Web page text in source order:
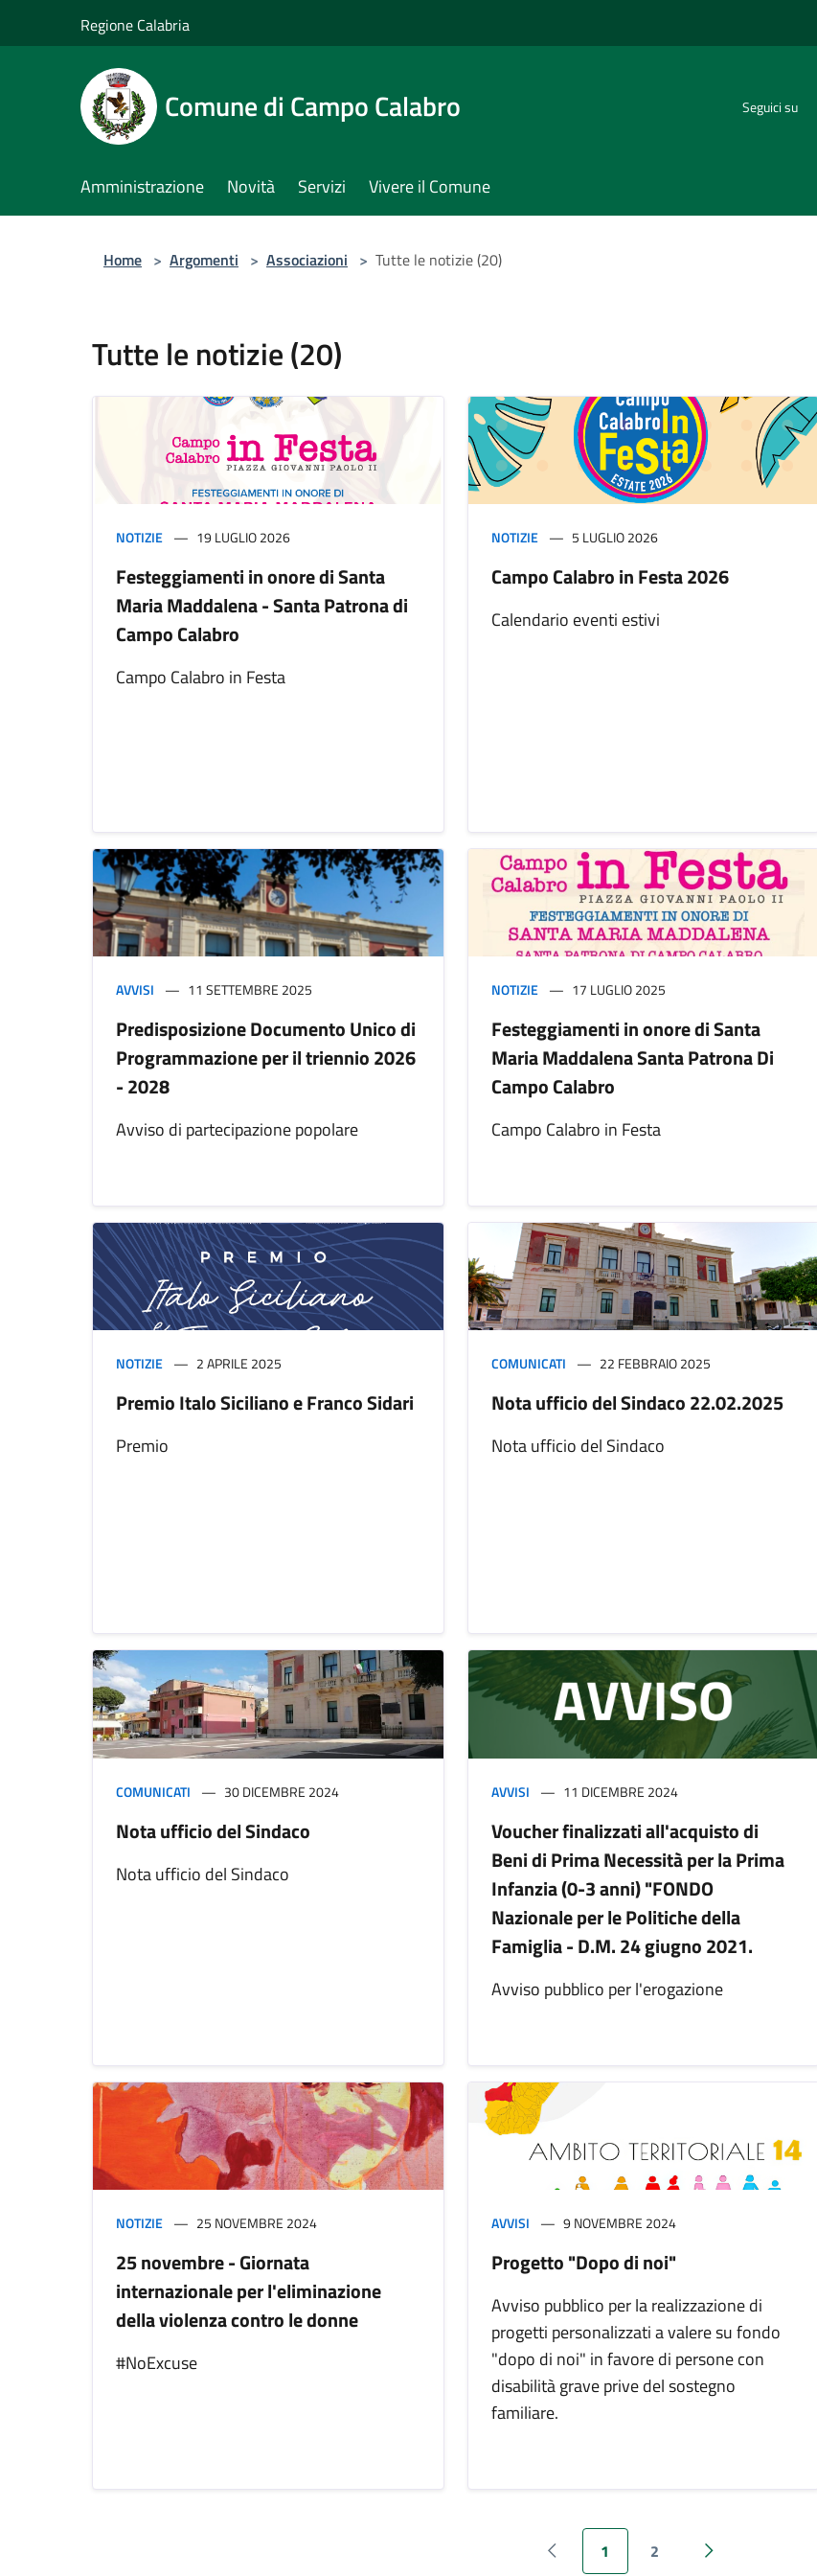
Regione Calabria
Comune di Campo Calabro Seguici su
Amministrazione Novità Servizi Vivere il Comune
Home > Argomenti > Associazioni > Tutte le notizie (20)
Tutte le notizie (20)
NOTIZIE 19 LUGLIO 2026
Festeggiamenti in onore di Santa
Maria Maddalena - Santa Patrona di
Campo Calabro
Campo Calabro in Festa
NOTIZIE 5 LUGLIO 2026
Campo Calabro in Festa 2026
Calendario eventi estivi
AVVISI 11 SETTEMBRE 2025
Predisposizione Documento Unico di
Programmazione per il triennio 2026
- 2028
Avviso di partecipazione popolare
NOTIZIE 17 LUGLIO 2025
Festeggiamenti in onore di Santa
Maria Maddalena Santa Patrona Di
Campo Calabro
Campo Calabro in Festa
NOTIZIE 2 APRILE 2025
Premio Italo Siciliano e Franco Sidari
Premio
COMUNICATI 22 FEBBRAIO 2025
Nota ufficio del Sindaco 22.02.2025
Nota ufficio del Sindaco
COMUNICATI 30 DICEMBRE 2024
Nota ufficio del Sindaco
Nota ufficio del Sindaco
AVVISI 11 DICEMBRE 2024
Voucher finalizzati all'acquisto di
Beni di Prima Necessità per la Prima
Infanzia (0-3 anni) "FONDO
Nazionale per le Politiche della
Famiglia - D.M. 24 giugno 2021.
Avviso pubblico per l'erogazione
NOTIZIE 25 NOVEMBRE 2024
25 novembre - Giornata
internazionale per l'eliminazione
della violenza contro le donne
#NoExcuse
AVVISI 9 NOVEMBRE 2024
Progetto "Dopo di noi"
Avviso pubblico per la realizzazione di
progetti personalizzati a valere su fondo
"dopo di noi" in favore di persone con
disabilità grave prive del sostegno
familiare.
Pagina precedente
1 2
Pagina successiva